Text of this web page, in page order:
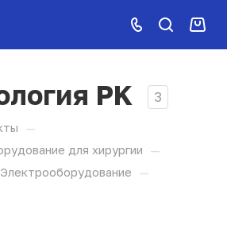
PK 3
—
для хирургии —
Электрооборудование —